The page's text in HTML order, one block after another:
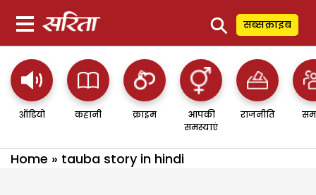
⚲ सब्सक्राइब
ऑडियो कहानी क्राइम
आपकी
समस्याएं
राजनीति
Home » tauba story in hindi